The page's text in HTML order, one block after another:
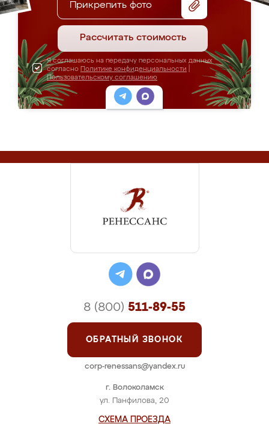
Прикрепить фото
Рассчитать стоимость
Я соглашаюсь на передачу персональных данных
согласно Политике конфиденциальности
Пользовательскому соглашению
г. Волоколамск
ул. Панфилова, 20
СХЕМА ПРОЕЗДА
8 (800) 511-89-55
ОБРАТНЫЙ ЗВОНОК
corp-renessans@yandex.ru